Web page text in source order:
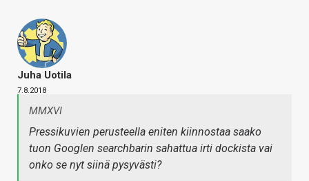
Juha Uotila
7.8.2018
MMXVI
Pressikuvien perusteella eniten kiinnostaa saako
tuon Googlen searchbarin sahattua irti dockista vai
onko se nyt siinä pysyvästi?